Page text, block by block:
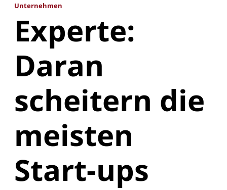
Unternehmen
Experte:
Daran
scheitern die
meisten
Start-ups